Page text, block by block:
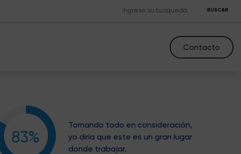
BUSCAR
Contacto
83%
Tomando todo en consideración,
yo diría que este es un gran lugar
donde trabajar.